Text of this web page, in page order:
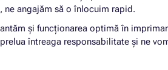
angajăm să o înlocuim rapid.
și funcționarea optimă în
întreaga responsabilitate și ne